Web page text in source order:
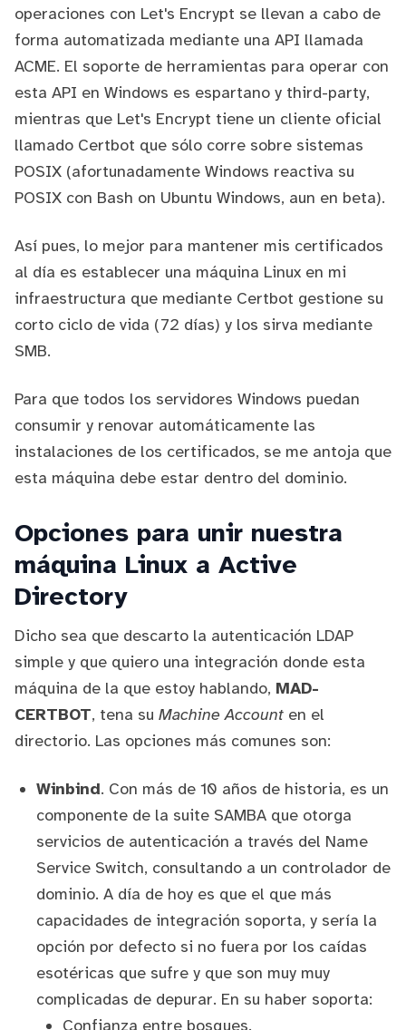
operaciones con Let's Encrypt se llevan a cabo de
forma automatizada mediante una API llamada
ACME. El soporte de herramientas para operar con
esta API en Windows es espartano y third-party,
mientras que Let's Encrypt tiene un cliente oficial
llamado Certbot que sólo corre sobre sistemas
POSIX (afortunadamente Windows reactiva su
POSIX con Bash on Ubuntu Windows, aun en beta).
Así pues, lo mejor para mantener mis certificados
al día es establecer una máquina Linux en mi
infraestructura que mediante Certbot gestione su
corto ciclo de vida (72 días) y los sirva mediante
SMB.
Para que todos los servidores Windows puedan
consumir y renovar automáticamente las
instalaciones de los certificados, se me antoja que
esta máquina debe estar dentro del dominio.
Opciones para unir nuestra
máquina Linux a Active
Directory
Dicho sea que descarto la autenticación LDAP
simple y que quiero una integración donde esta
máquina de la que estoy hablando, MAD-
CERTBOT, tena su Machine Account en el
directorio. Las opciones más comunes son:
Winbind. Con más de 10 años de historia, es un
componente de la suite SAMBAque otorga
servicios de autenticación a través del Name
Service Switch, consultando a un controlador de
dominio. A día de hoy es que el que más
capacidades de integración soporta, y sería la
opción por defecto si no fuera por los caídas
esotéricas que sufre y que son muy muy
complicadas de depurar. En su haber soporta:
Confianza entre bosques.